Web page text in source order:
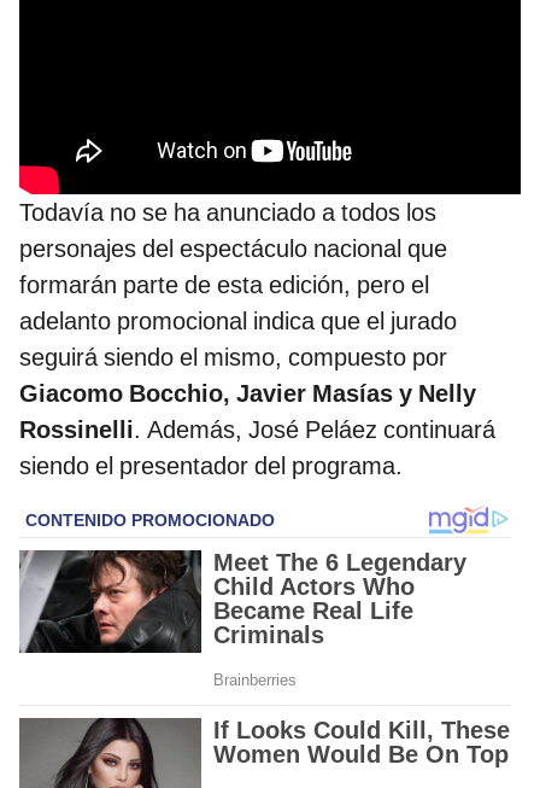
Todavía no se ha anunciado a todos los
personajes del espectáculo nacional que
formarán parte de esta edición, pero el
adelanto promocional indica que el jurado
seguirá siendo el mismo, compuesto por
Giacomo Bocchio, Javier Masías y Nelly
Rossinelli. Además, José Peláez continuará
siendo el presentador del programa.